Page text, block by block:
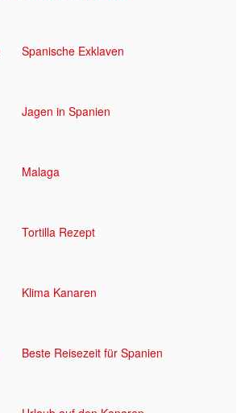
Spanische Exklaven
Jagen in Spanien
Malaga
Tortilla Rezept
Klima Kanaren
Beste Reisezeit für Spanien